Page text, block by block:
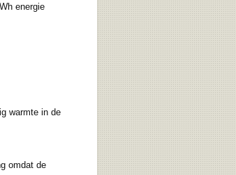
energie
warmte in de
omdat de